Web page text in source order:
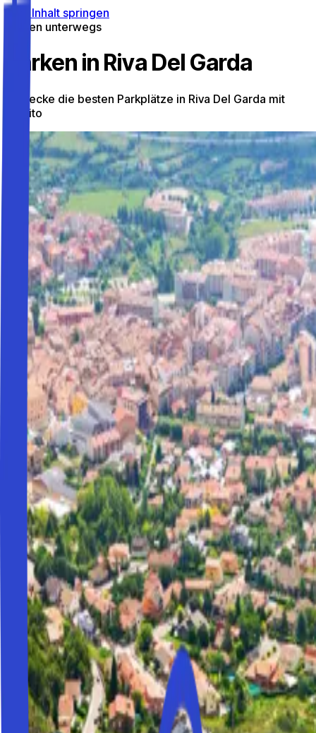
Zum Inhalt springen
Parken unterwegs
Parken in Riva Del Garda
Entdecke die besten Parkplätze in Riva Del Garda mit
Parkito